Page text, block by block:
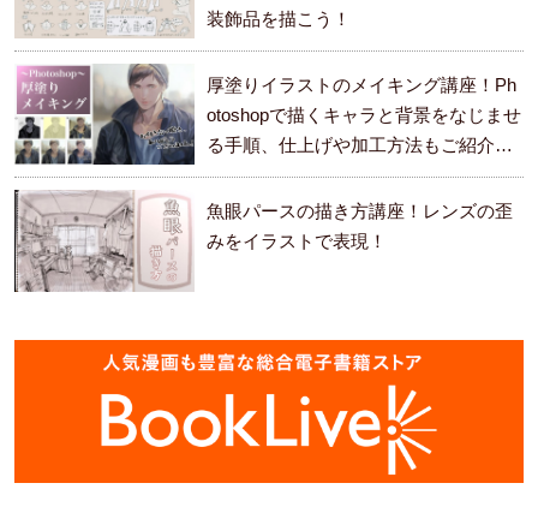
装飾品を描こう！
厚塗りイラストのメイキング講座！Ph
otoshopで描くキャラと背景をなじませ
る手順、仕上げや加工方法もご紹介し
ます。
魚眼パースの描き方講座！レンズの歪
みをイラストで表現！